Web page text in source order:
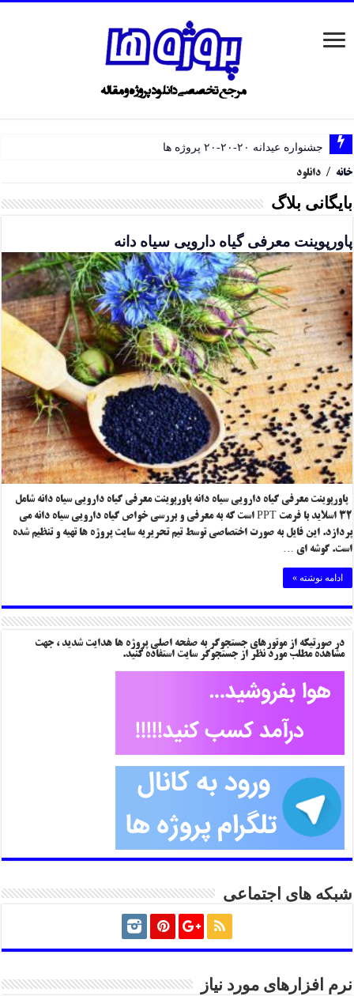
جشنواره عیدانه ۲۰-۲۰-۲۰ پروژه ها
خانه / دانلود
بایگانی بلاگ
پاورپوینت معرفی گیاه دارویی سیاه دانه
پاورپوینت معرفی گیاه دارویی سیاه دانه پاورپوینت معرفی گیاه دارویی سیاه دانه شامل
۳۲ اسلاید با فرمت PPT است که به معرفی و بررسی خواص گیاه دارویی سیاه دانه می
پردازد. این فایل به صورت اختصاصی توسط تیم تحریریه سایت پروژه ها تهیه و تنظیم شده
است. گوشه ای …
ادامه نوشته »
در صورتیکه از موتورهای جستجوگر به صفحه اصلی پروژه ها هدایت شدید ، جهت
مشاهده مطلب مورد نظر از جستجوگر سایت استفاده کنید.
شبکه های اجتماعی
نرم افزارهای مورد نیاز